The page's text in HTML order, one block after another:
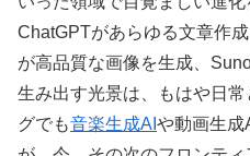
ChatGPTがあらゆる文章作
が高品質な画像を生成、
生み出す光景は、もはや日
グでも音楽生成AI や動画生成